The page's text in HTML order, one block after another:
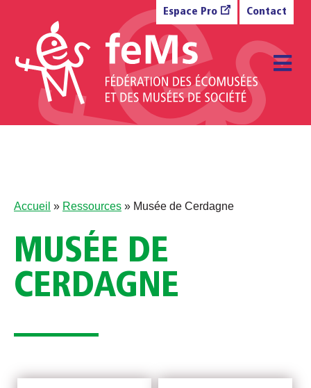
Espace Pro Contact
Accueil » Ressources » Musée de Cerdagne
MUSÉE DE
CERDAGNE